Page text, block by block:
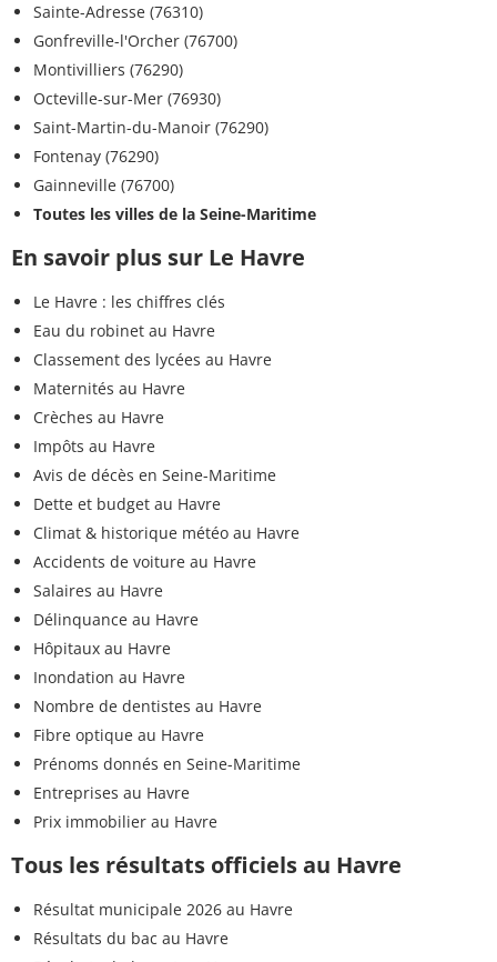
Sainte-Adresse (76310)
Gonfreville-l'Orcher (76700)
Montivilliers (76290)
Octeville-sur-Mer (76930)
Saint-Martin-du-Manoir (76290)
Fontenay (76290)
Gainneville (76700)
Toutes les villes de la Seine-Maritime
En savoir plus sur Le Havre
Le Havre : les chiffres clés
Eau du robinet au Havre
Classement des lycées au Havre
Maternités au Havre
Crèches au Havre
Impôts au Havre
Avis de décès en Seine-Maritime
Dette et budget au Havre
Climat & historique météo au Havre
Accidents de voiture au Havre
Salaires au Havre
Délinquance au Havre
Hôpitaux au Havre
Inondation au Havre
Nombre de dentistes au Havre
Fibre optique au Havre
Prénoms donnés en Seine-Maritime
Entreprises au Havre
Prix immobilier au Havre
Tous les résultats officiels au Havre
Résultat municipale 2026 au Havre
Résultats du bac au Havre